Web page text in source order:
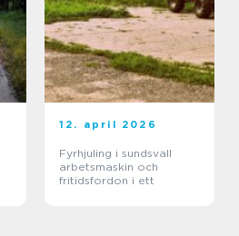
12. april 2026
Fyrhjuling i sundsvall
arbetsmaskin och
fritidsfordon i ett